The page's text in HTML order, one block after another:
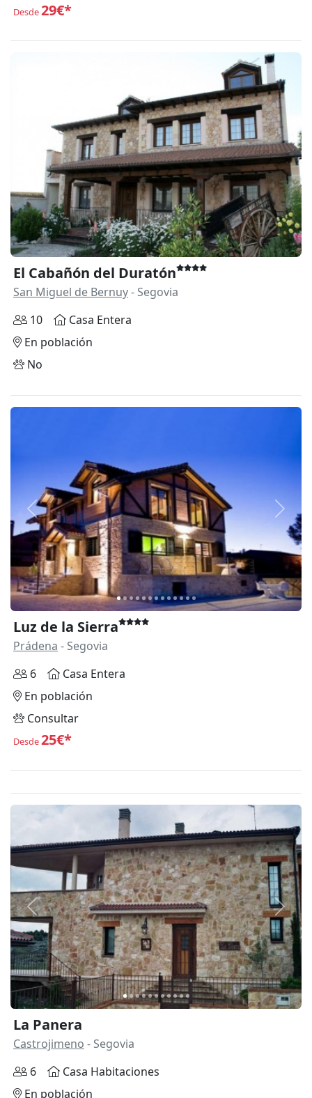
Desde29€*
El Cabañón del Duratón
San Miguel de Bernuy- Segovia
10
Casa Entera
En población
No
Anterior
Luz de la Sierra
Prádena - Segovia
6
Casa Entera
En población
Consultar
Desde25€*
Anterior
La Panera
Castrojimeno - Segovia
6
Casa Habitaciones
En población